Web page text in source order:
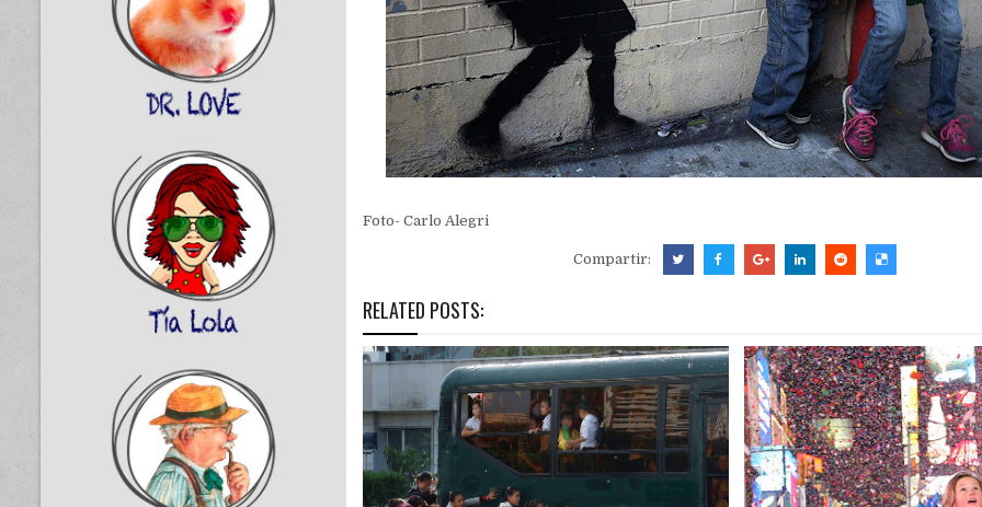
Foto- Carlo Alegri
Compartir:
RELATED POSTS: